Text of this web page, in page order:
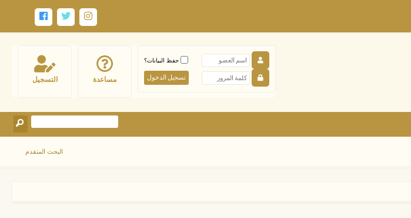
التسجيل مساعدة
حفظ البيانات؟
البحث المتقدم